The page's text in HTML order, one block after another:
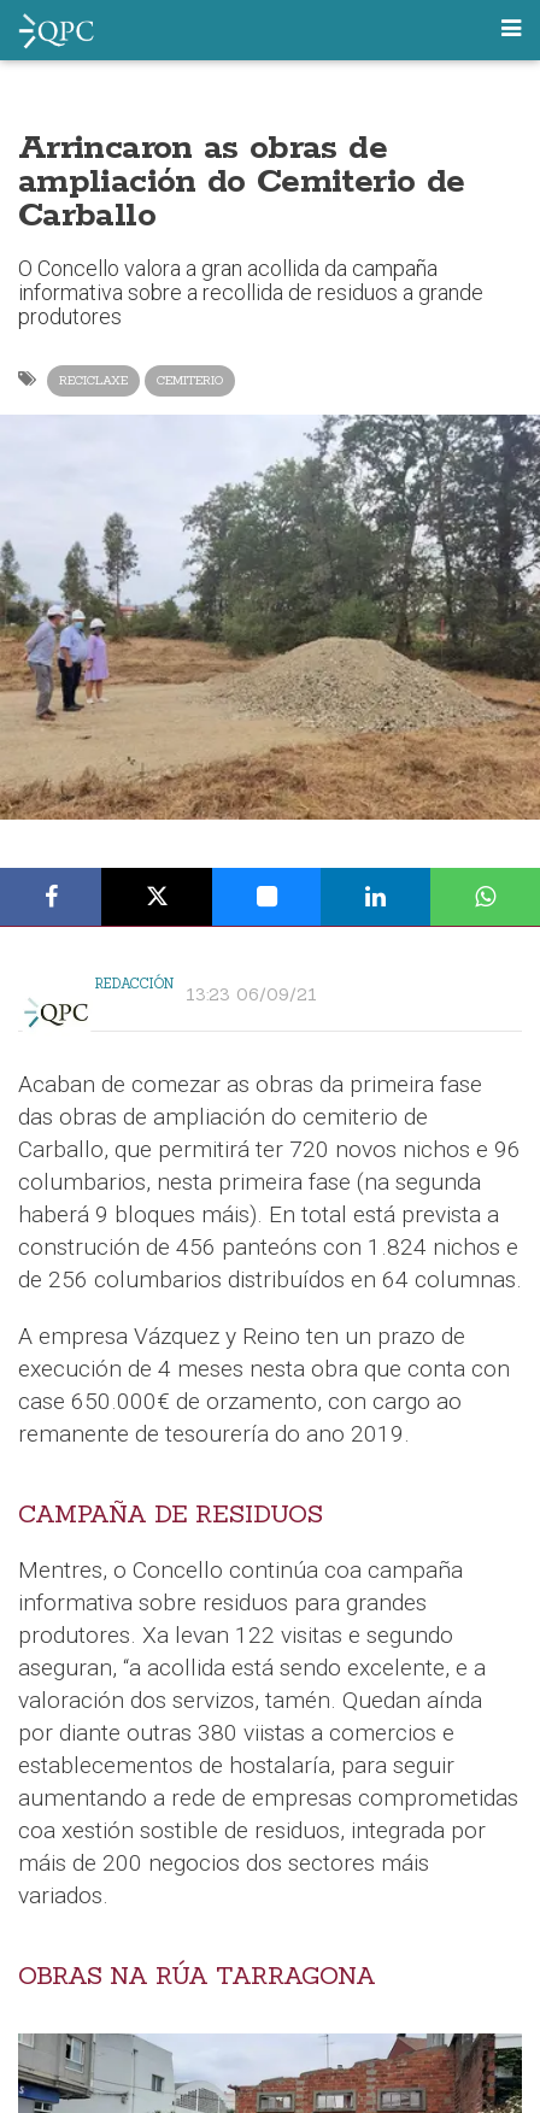
Arrincaron as obras de
ampliación do Cemiterio de
Carballo
O Concello valora a gran acollida da campaña
informativa sobre a recollida de residuos a grande
produtores
RECICLAXE CEMITERIO
REDACCIÓN 13:23 06/09/21
Acaban de comezar as obras da primeira fase
das obras de ampliación do cemiterio de
Carballo, que permitirá ter 720 novos nichos e 96
columbarios, nesta primeira fase (na segunda
haberá 9 bloques máis). En total está prevista a
construción de 456 panteóns con 1.824 nichos e
de 256 columbarios distribuídos en 64 columnas.
A empresa Vázquez y Reino ten un prazo de
execución de 4 meses nesta obra que conta con
case 650.000€ de orzamento, con cargo ao
remanente de tesourería do ano 2019.
CAMPAÑA DE RESIDUOS
Mentres, o Concello continúa coa campaña
informativa sobre residuos para grandes
produtores. Xa levan 122 visitas e segundo
aseguran, “a acollida está sendo excelente, e a
valoración dos servizos, tamén. Quedan aínda
por diante outras 380 viistas a comercios e
establecementos de hostalaría, para seguir
aumentando a rede de empresas comprometidas
coa xestión sostible de residuos, integrada por
máis de 200 negocios dos sectores máis
variados.
OBRAS NA RÚA TARRAGONA